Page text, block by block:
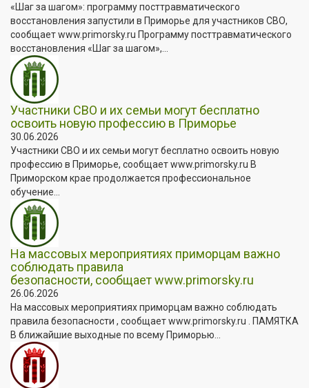
«Шаг за шагом»: программу посттравматического
восстановления запустили в Приморье для участников СВО,
сообщает www.primorsky.ru Программу посттравматического
восстановления «Шаг за шагом»,...
Участники СВО и их семьи могут бесплатно
освоить новую профессию в Приморье
30.06.2026
Участники СВО и их семьи могут бесплатно освоить новую
профессию в Приморье, сообщает www.primorsky.ru В
Приморском крае продолжается профессиональное
обучение...
На массовых мероприятиях приморцам важно
соблюдать правила
безопасности, сообщает www.primorsky.ru
26.06.2026
На массовых мероприятиях приморцам важно соблюдать
правила безопасности , сообщает www.primorsky.ru . ПАМЯТКА
В ближайшие выходные по всему Приморью...